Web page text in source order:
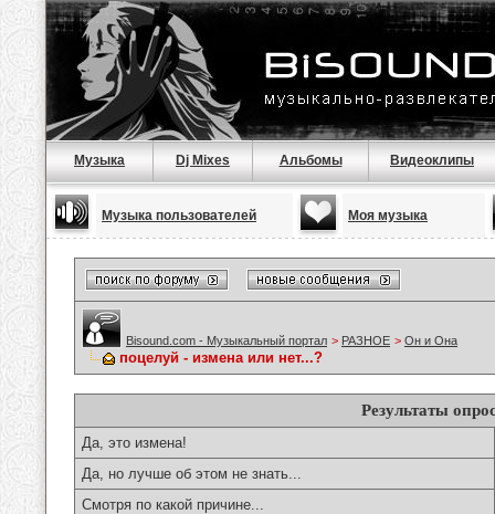
Музыка Dj Mixes Альбомы Видеоклипы
Музыка пользователей Моя музыка
Bisound.com - Музыкальный портал > РАЗНОЕ > Он и Она
поцелуй - измена или нет...?
Результаты
Да, это измена!
Да, но лучше об этом не знать...
Смотря по какой причине...